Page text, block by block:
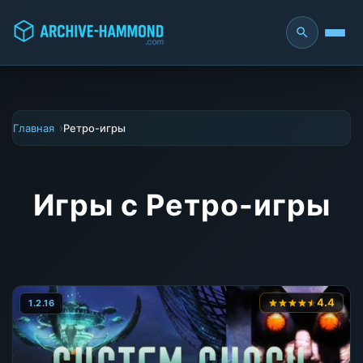
Главная Ретро-игры
Игры с Ретро-игры
1.2.16 4.4